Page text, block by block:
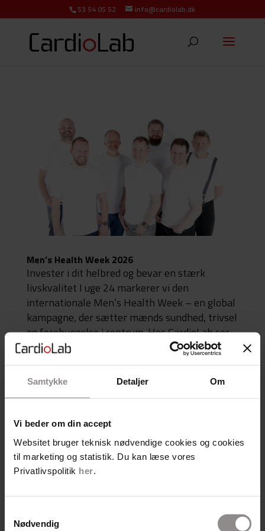
Samtykke Detaljer Om
Vi beder om din accept
Websitet bruger teknisk nødvendige cookies og cookies
til marketing og statistik. Du kan læse vores
Privatlivspolitik her
Nødvendig
53 54 05 52 info@cardiolab.dk
Men’s Health Week 2026
Invester i dit helbred og bevar en stærk
livskvalitet I uge 24 markerer vi den
internationale Men’s Health Week – en global
kampagne, der sætter mænds sundhed, trivsel
og forebyggelse i centrum. Hos CardioLab ser
vi denne uge som en oplagt anledning til at
fejre de...
Se hvad der rør sig hos
Cardiolab
Kategorier
Fakta